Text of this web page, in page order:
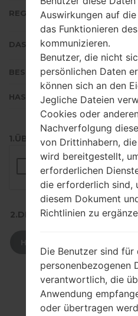
REGION
DAS LAND
BESCHREIBUNG
HASH
1.ÜBERPRÜFEN SIE AUF
2.DRÜCKEN SIE ZUM
Auswirkungen auf
das Funktionieren
kommunizieren.
Benutzer, die nicht
persönlichen Daten
können sich an den
Jegliche Dateien
Cookies oder
Nachverfolgung
von Drittinhabern,
wird bereitgestellt,
erforderlichen
die erforderlich sind,
diesem Dokument
Richtlinien zu
Die Benutzer sind für
personenbezogenen
verantwortlich, die
Anwendung
oder übertragen